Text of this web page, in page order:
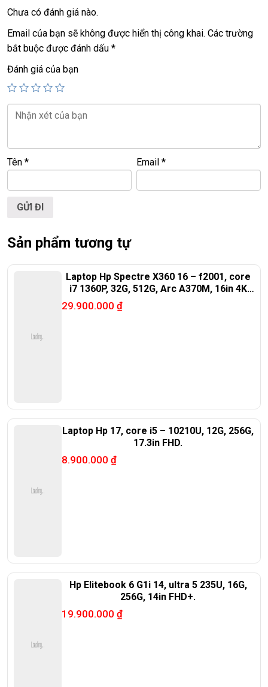
============================================
ĐT:0939.008.008– 0938.078.389
Face. Viber. Zalo :0938.078.389
Web:https://laptoptrieuphat.com
check! >>>
Chưa có đánh giá nào.
Email của bạn sẽ không được hiển thị công khai. Các trường
bắt buộc được đánh dấu *
Đánh giá của bạn
Tên * Email*
Sản phẩm tương tự
Laptop Hp Spectre X360 16 – f2001, core
i7 1360P, 32G, 512G, Arc A370M, 16in 4K
29.900.000 ₫